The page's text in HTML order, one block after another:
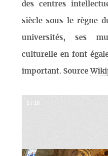
des centres
siècle sous le règne
universités, ses
culturelle en font
important. Source
1 / 10